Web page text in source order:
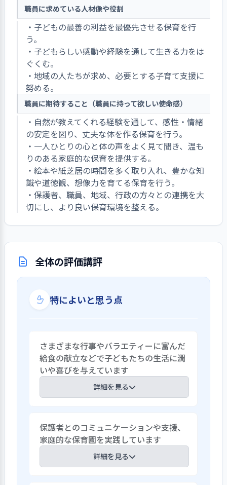
職員に求めている人材像や役割
・子どもの最善の利益を最優先させる保育を行
う。
・子どもらしい感動や経験を通して生きる力をは
ぐくむ。
・地域の人たちが求め、必要とする子育て支援に
努める。
職員に期待すること（職員に持って欲しい使命感）
・自然が教えてくれる経験を通して、感性・情緒
の安定を図り、丈夫な体を作る保育を行う。
・一人ひとりの心と体の声をよく見て聞き、温も
りのある家庭的な保育を提供する。
・絵本や紙芝居の時間を多く取り入れ、豊かな知
識や道徳観、想像力を育てる保育を行う。
・保護者、職員、地域、行政の方々との連携を大
切にし、より良い保育環境を整える。
全体の評価講評
特によいと思う点
さまざまな行事やバラエティーに富んだ
給食の献立などで子どもたちの生活に潤
いや喜びを与えています
詳細を見る
（運動会）・つくしんぼ発表会などに加
えて、お花見散歩・ピクニック・キラキラ
夏祭り・ハロウィン散歩、その他に世界
のお祭り、キングカメハメハデー（ハワ
保護者とのコミュニケーションや支援、
家庭的な保育園を実践しています
詳細を見る